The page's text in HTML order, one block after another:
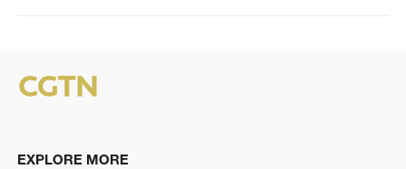
EXPLORE MORE